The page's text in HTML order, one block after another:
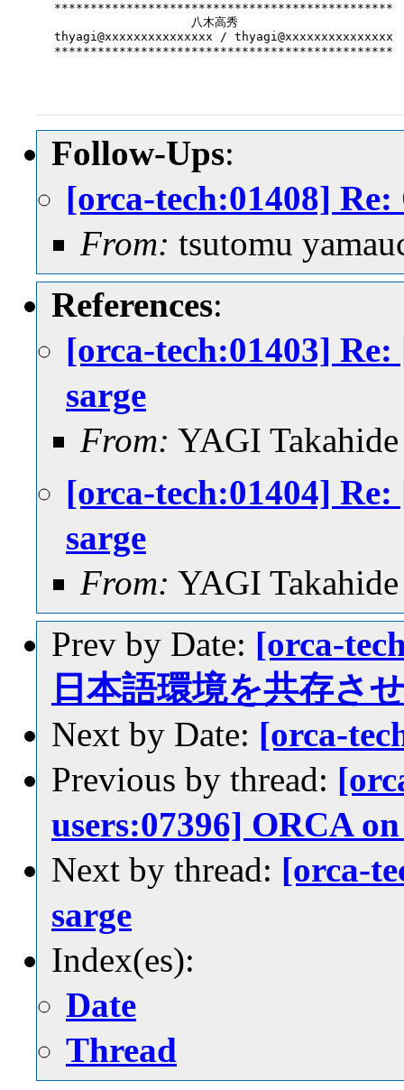
***********************************************
                   八木高秀
thyagi@xxxxxxxxxxxxxxx / thyagi@xxxxxxxxxxxxxxx
***********************************************
Follow-Ups:
[orca-tech:01408]
From: tsutomu
References:
[orca-tech:01403]
sarge
From: YAGI Takahide
[orca-tech:01404]
sarge
From: YAGI Takahide
Prev by Date: [orca-
日本語環境を共存さ
Next by Date: [orca-
Previous by thread:
users:07396] ORCA
Next by thread: [orca-
sarge
Index(es):
Date
Thread